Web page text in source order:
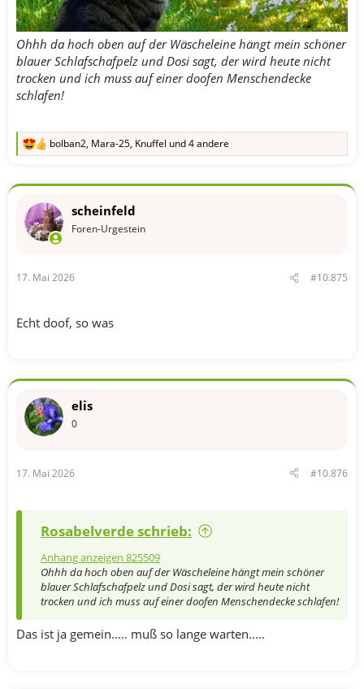
Ohhh da hoch oben auf der Wäscheleine hängt mein schöner
blauer Schlafschafpelz und Dosi sagt, der wird heute nicht
trocken und ich muss auf einer doofen Menschendecke
schlafen!
R
k
o
:
bolban2, Mara-25, Knuffel und 4 andere
scheinfeld
Foren-Urgestein
17. Mai 2026 #10.875
Echt doof, so was
elis
0
17. Mai 2026 #10.876
Rosabelverde schrieb:
Anhang anzeigen 825509
Ohhh da hoch oben auf der Wäscheleine hängt mein schöner
blauer Schlafschafpelz und Dosi sagt, der wird heute nicht
trocken und ich muss auf einer doofen Menschendecke schlafen!
Das ist ja gemein..... muß so lange warten.....